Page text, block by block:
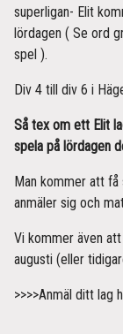
superligan- Elit
lördagen ( Se ord
spel ).
Div 4 till div 6 i
Så tex om ett Elit
spela på lördagen
Man kommer att få
anmäler sig och
Vi kommer även
augusti (eller
>>>>Anmäl ditt lag